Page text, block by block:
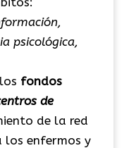
psicológica,
fondos
de
de la red
los enfermos y